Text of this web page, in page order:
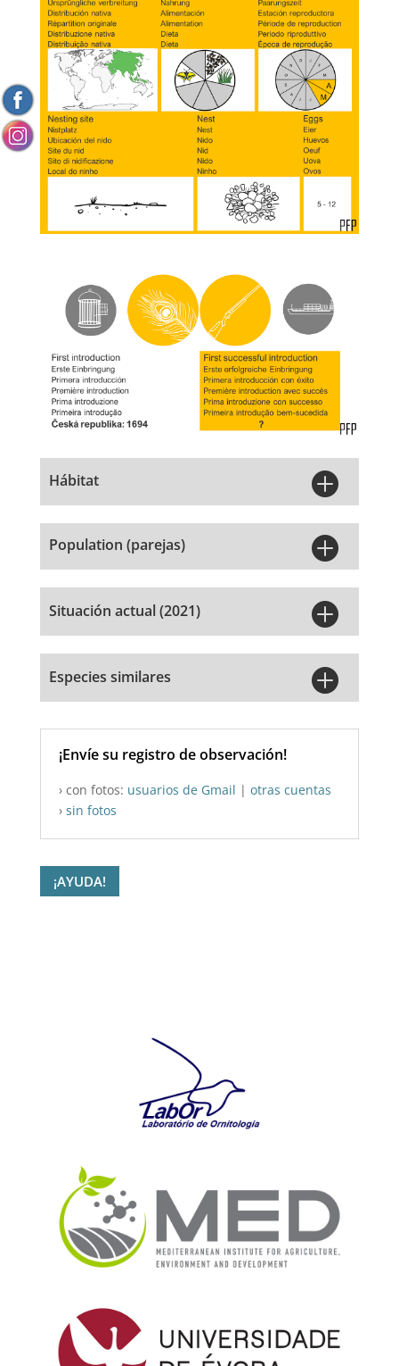
Hábitat 
Population (parejas) 
Situación actual (2021) 
Especies similares 
¡Envíe su registro de observación!
› con fotos: usuarios de Gmail | otras cuentas
› sin fotos
¡AYUDA!